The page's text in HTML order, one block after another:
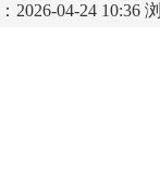
2026-04-24 10:36